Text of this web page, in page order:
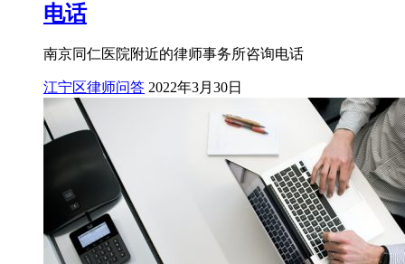
电话
南京同仁医院附近的律师事务所咨询电话
江宁区律师问答 2022年3月30日